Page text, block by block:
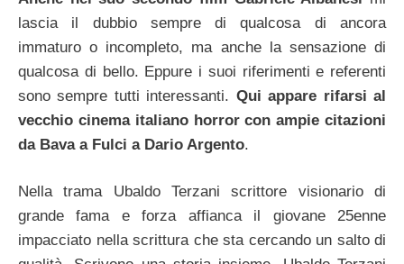
lascia il dubbio sempre di qualcosa di ancora
immaturo o incompleto, ma anche la sensazione di
qualcosa di bello. Eppure i suoi riferimenti e referenti
sono sempre tutti interessanti. Qui appare rifarsi al
vecchio cinema italiano horror con ampie citazioni
da Bava a Fulci a Dario Argento.
Nella trama Ubaldo Terzani scrittore visionario di
grande fama e forza affianca il giovane 25enne
impacciato nella scrittura che sta cercando un salto di